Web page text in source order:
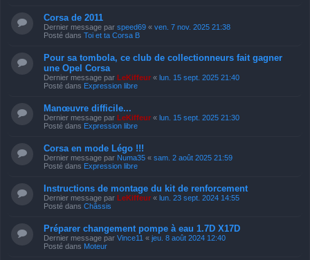
Corsa de 2011
Dernier message par speed69 « ven. 7 nov. 2025 21:38
Posté dans Toi et ta Corsa B
Pour sa tombola, ce club de collectionneurs fait gagner
une Opel Corsa
Dernier message par LeKiffeur « lun. 15 sept. 2025 21:40
Posté dans Expression libre
Manœuvre difficile...
Dernier message par LeKiffeur « lun. 15 sept. 2025 21:30
Posté dans Expression libre
Corsa en mode Légo !!!
Dernier message par Numa35 « sam. 2 août 2025 21:59
Posté dans Expression libre
Instructions de montage du kit de renforcement
Dernier message par LeKiffeur « lun. 23 sept. 2024 14:55
Posté dans Châssis
Préparer changement pompe à eau 1.7D X17D
Dernier message par Vince11 « jeu. 8 août 2024 12:40
Posté dans Moteur